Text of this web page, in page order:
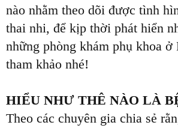
nào nhằm theo dõi được tình
thai nhi, để kịp thời phát hiển
những phòng khám phụ khoa
tham khảo nhé!
HIỂU NHƯ THÊ NÀO LÀ
Theo các chuyên gia chia sẻ